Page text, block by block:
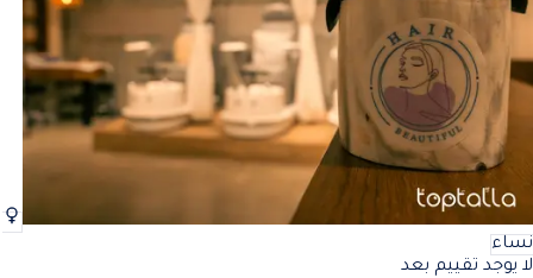
نساء
لا يوجد تقييم بعد